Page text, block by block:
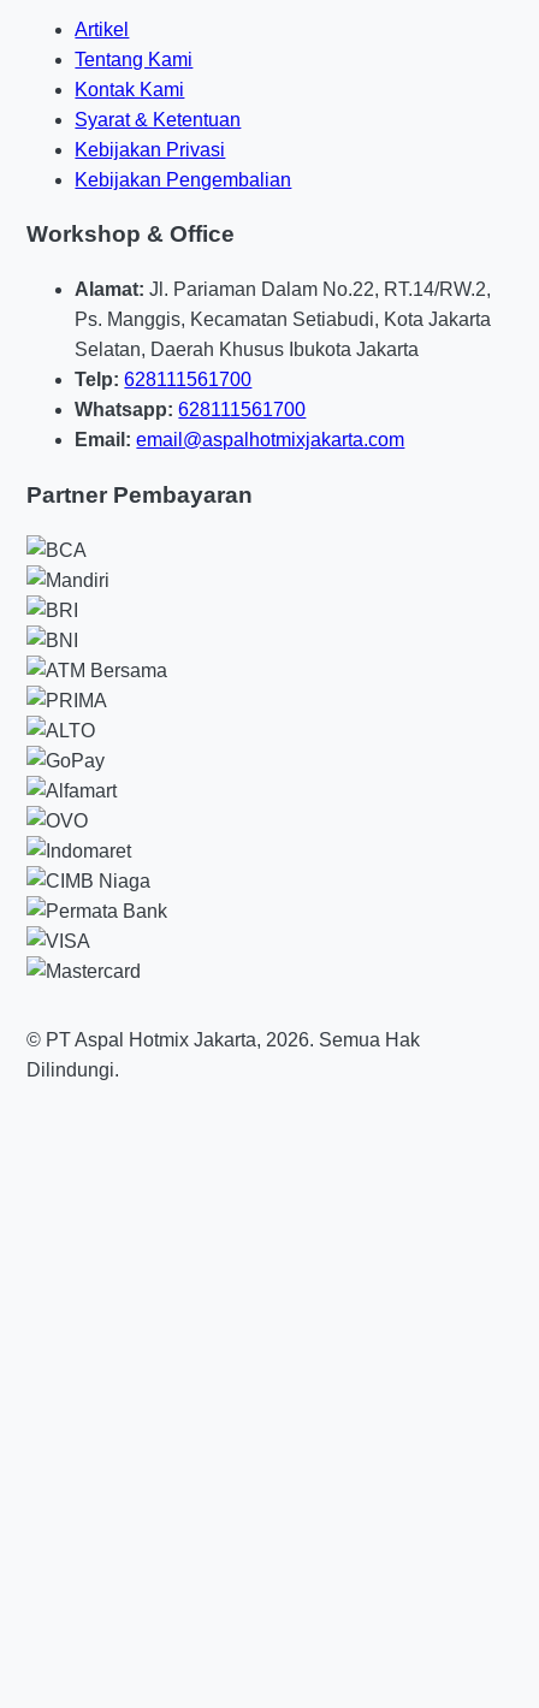
Artikel
Tentang Kami
Kontak Kami
Syarat & Ketentuan
Kebijakan Privasi
Kebijakan Pengembalian
Workshop & Office
Alamat: Jl. Pariaman Dalam No.22, RT.14/RW.2,
Ps. Manggis, Kecamatan Setiabudi, Kota Jakarta
Selatan, Daerah Khusus Ibukota Jakarta
Telp: 628111561700
Whatsapp: 628111561700
Email: email@aspalhotmixjakarta.com
Partner Pembayaran
© PT Aspal Hotmix Jakarta, 2026. Semua Hak
Dilindungi.